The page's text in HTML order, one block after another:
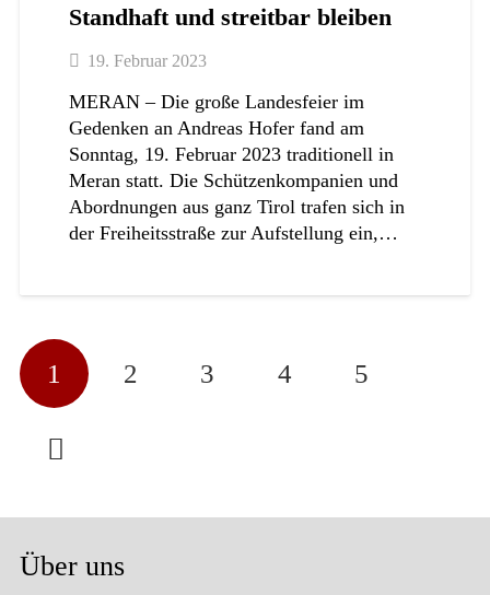
Standhaft und streitbar bleiben
19. Februar 2023
MERAN – Die große Landesfeier im
Gedenken an Andreas Hofer fand am
Sonntag, 19. Februar 2023 traditionell in
Meran statt. Die Schützenkompanien und
Abordnungen aus ganz Tirol trafen sich in
der Freiheitsstraße zur Aufstellung ein,…
1 2 3 4 5
Über uns